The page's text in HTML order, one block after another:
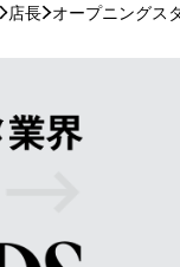
店長 オープニングス